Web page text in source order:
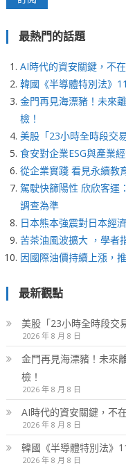
最熱門的話題
AI時代的資安關鍵，不
韓國《半導體特別法》
金門再見海漂豬！未來
檢！
美股「23小時全時段交
食安對企業ESG與產業
從企業實踐 看見永續教
駕駛快篩陽性 欣欣客運
調查為準
日本熊本強震對日本經
苦茶油風波擴大 ，學者
因國際油價持續上漲，
最新觀點
美股「23小時全時段交
2026 年 8 月 8 日
金門再見海漂豬！未來
檢！
2026 年 8 月 8 日
AI時代的資安關鍵，不
2026 年 8 月 8 日
韓國《半導體特別法》
2026 年 8 月 8 日